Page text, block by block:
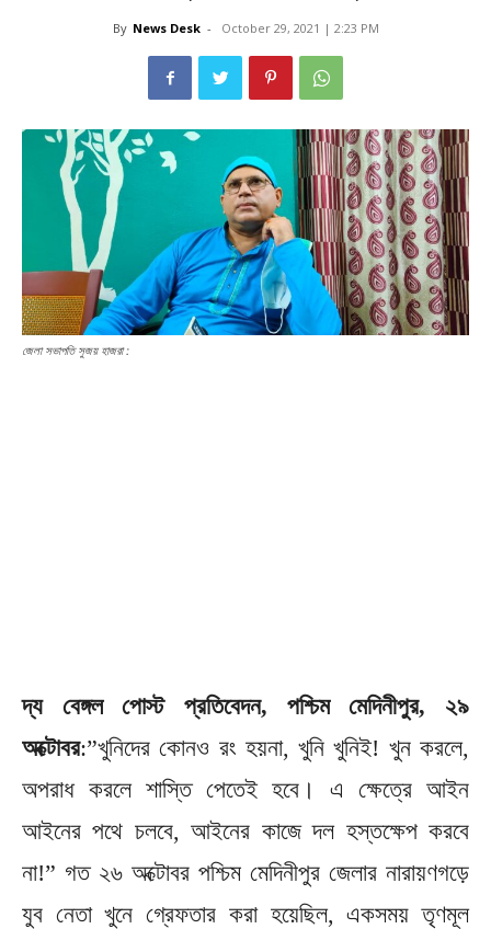
By News Desk - October 29, 2021 | 2:23 PM
জেলা সভাপতি সুজয় হাজরা :
দ্য বেঙ্গল পোস্ট প্রতিবেদন, পশ্চিম মেদিনীপুর, ২৯
অক্টোবর:”খুনিদের কোনও রং হয়না, খুনি খুনিই! খুন করলে,
অপরাধ করলে শাস্তি পেতেই হবে। এ ক্ষেত্রে আইন
আইনের পথে চলবে, আইনের কাজে দল হস্তক্ষেপ করবে
না!” গত ২৬ অক্টোবর পশ্চিম মেদিনীপুর জেলার নারায়ণগড়ে
যুব নেতা খুনে গ্রেফতার করা হয়েছিল, একসময় তৃণমূল